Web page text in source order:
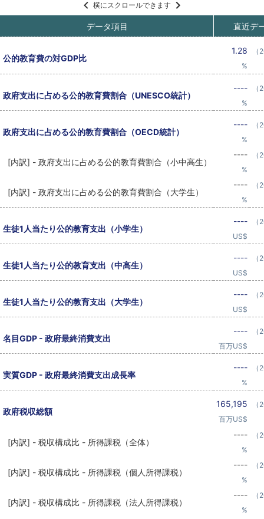
横にスクロールできます
データ項目 直近デ
公的教育費の対GDP比
1.28
%
政府支出に占める公的教育費割合（UNESCO統計）
----
%
政府支出に占める公的教育費割合（OECD統計）
----
%
[内訳] - 政府支出に占める公的教育費割合（小中高生）
----
%
[内訳] - 政府支出に占める公的教育費割合（大学生）
----
%
生徒1人当たり公的教育支出（小学生）
----
US$
生徒1人当たり公的教育支出（中高生）
----
US$
生徒1人当たり公的教育支出（大学生）
----
US$
名目GDP - 政府最終消費支出
----
百万US$
実質GDP - 政府最終消費支出成長率
----
%
政府税収総額
165,195
百万US$
[内訳] - 税収構成比 - 所得課税（全体）
----
%
[内訳] - 税収構成比 - 所得課税（個人所得課税）
----
%
[内訳] - 税収構成比 - 所得課税（法人所得課税）
----
%